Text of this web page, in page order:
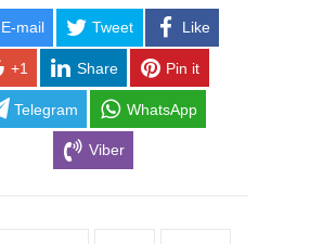
E-mail Tweet Like
+1 Share Pin it
Telegram WhatsApp
Viber